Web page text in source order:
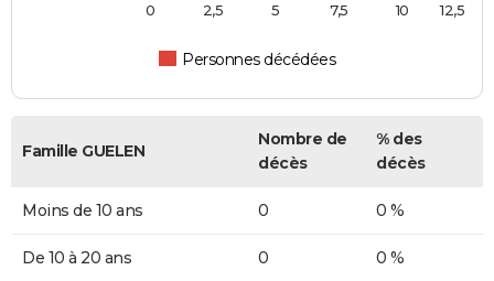
Personnes décédées
0 10
2,5 5 7,5 12,5
Famille GUELEN
Nombre de
décès
% des
décès
Moins de 10 ans 0 0 %
De 10 à 20 ans 0 0 %